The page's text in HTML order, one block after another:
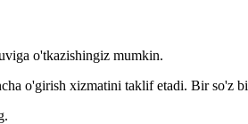
o'tkazishingiz mumkin.
o'girish xizmatini taklif etadi. Bir so'z